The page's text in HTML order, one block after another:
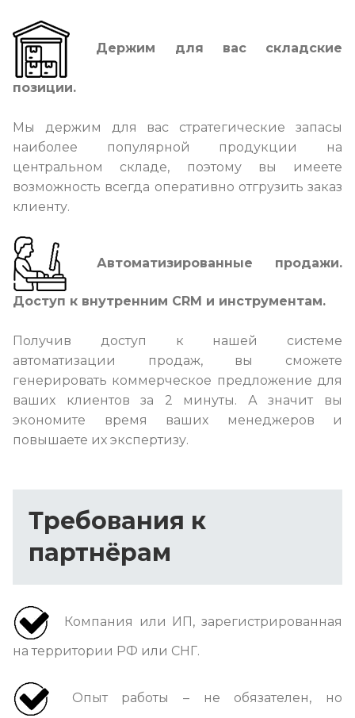
Держим для вас складские
позиции.
Мы держим для вас стратегические запасы
наиболее популярной продукции на
центральном складе, поэтому вы имеете
возможность всегда оперативно отгрузить заказ
клиенту.
Автоматизированные продажи.
Доступ к внутренним CRM и инструментам.
Получив доступ к нашей системе
автоматизации продаж, вы сможете
генерировать коммерческое предложение для
ваших клиентов за 2 минуты. А значит вы
экономите время ваших менеджеров и
повышаете их экспертизу.
Требования к
партнёрам
Компания или ИП, зарегистрированная
на территории РФ или СНГ.
Опыт работы – не обязателен, но